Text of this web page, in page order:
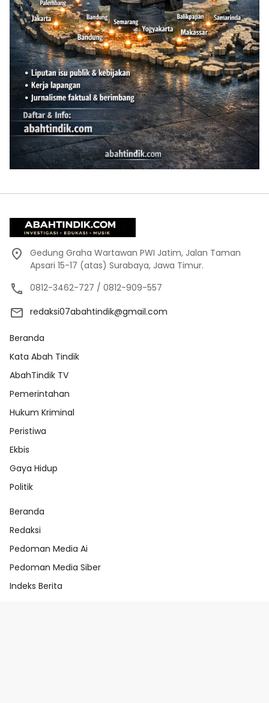
Gedung Graha Wartawan PWI Jatim, Jalan Taman
Apsari 15-17 (atas) Surabaya, Jawa Timur.
0812-3462-727 / 0812-909-557
redaksi07abahtindik@gmail.com
Beranda
Kata Abah Tindik
AbahTindik TV
Pemerintahan
Hukum Kriminal
Peristiwa
Ekbis
Gaya Hidup
Politik
Beranda
Redaksi
Pedoman Media Ai
Pedoman Media Siber
Indeks Berita